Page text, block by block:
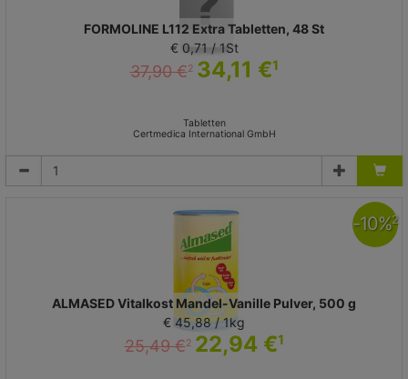
FORMOLINE L112 Extra Tabletten, 48 St
€ 0,71 / 1St
37,90 €2 34,11 €1
Tabletten
Certmedica International GmbH
ALMASED Vitalkost Mandel-Vanille Pulver, 500 g
€ 45,88 / 1kg
25,49 €2 22,94 €1
-10%2